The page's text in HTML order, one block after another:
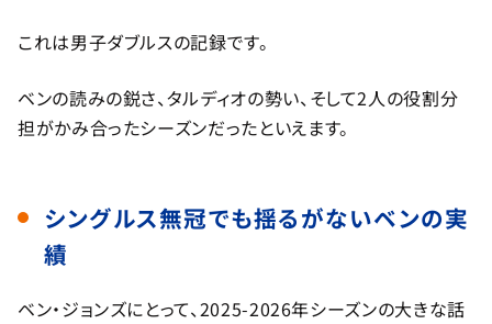
これは男子ダブルスの記録です。
ベンの読みの鋭さ、タルディオの勢い、そして2人の役割分
担がかみ合ったシーズンだったといえます。
シングルス無冠でも揺るがないベンの実
績
ベン・ジョンズにとって、2025-2026年シーズンの大きな話